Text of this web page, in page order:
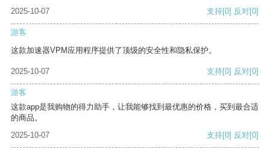
2025-10-07 支持[0] 反对[0]
游客
这款加速器VPM应用程序提供了顶级的安全性和隐私保护。
2025-10-07 支持[0] 反对[0]
游客
这款app是我购物的得力助手，让我能够找到最优惠的价格，买到最合适
的商品。
2025-10-07
支持[0] 反对[0]